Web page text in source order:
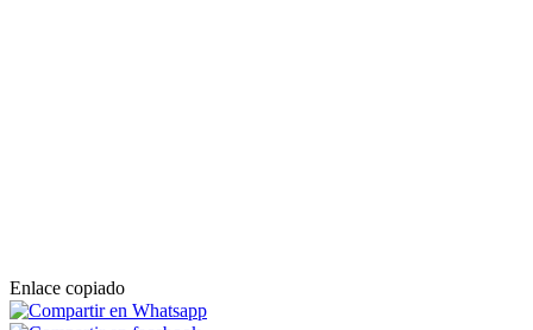
Enlace copiado